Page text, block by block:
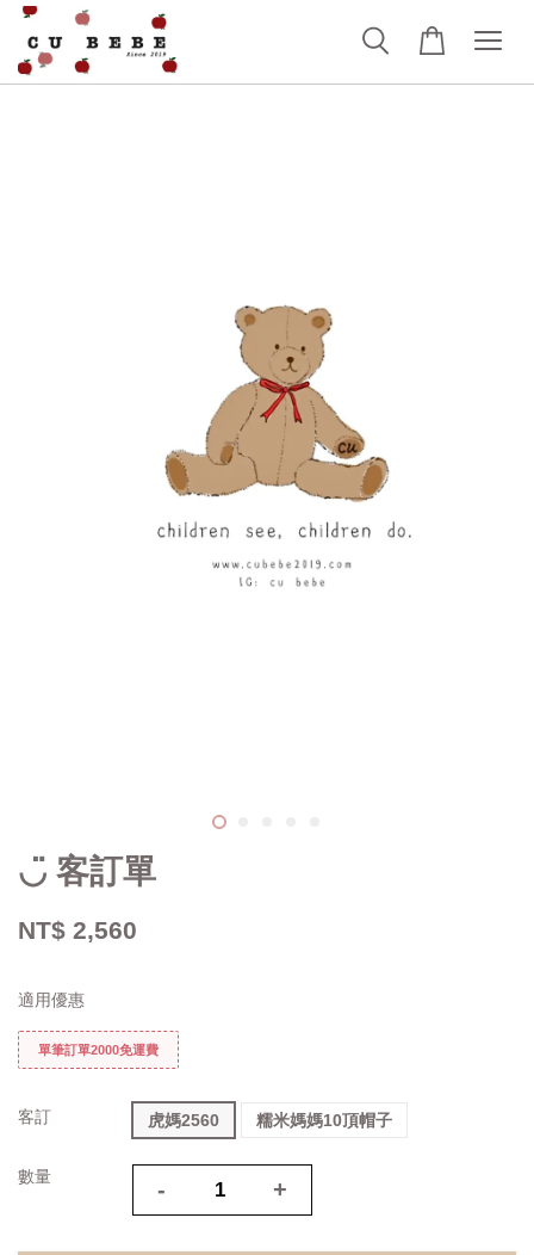
◡̈ 客訂單
NT$ 2,560
適用優惠
單筆訂單2000免運費
客訂 虎媽2560 糯米媽媽10頂帽子
數量 - +